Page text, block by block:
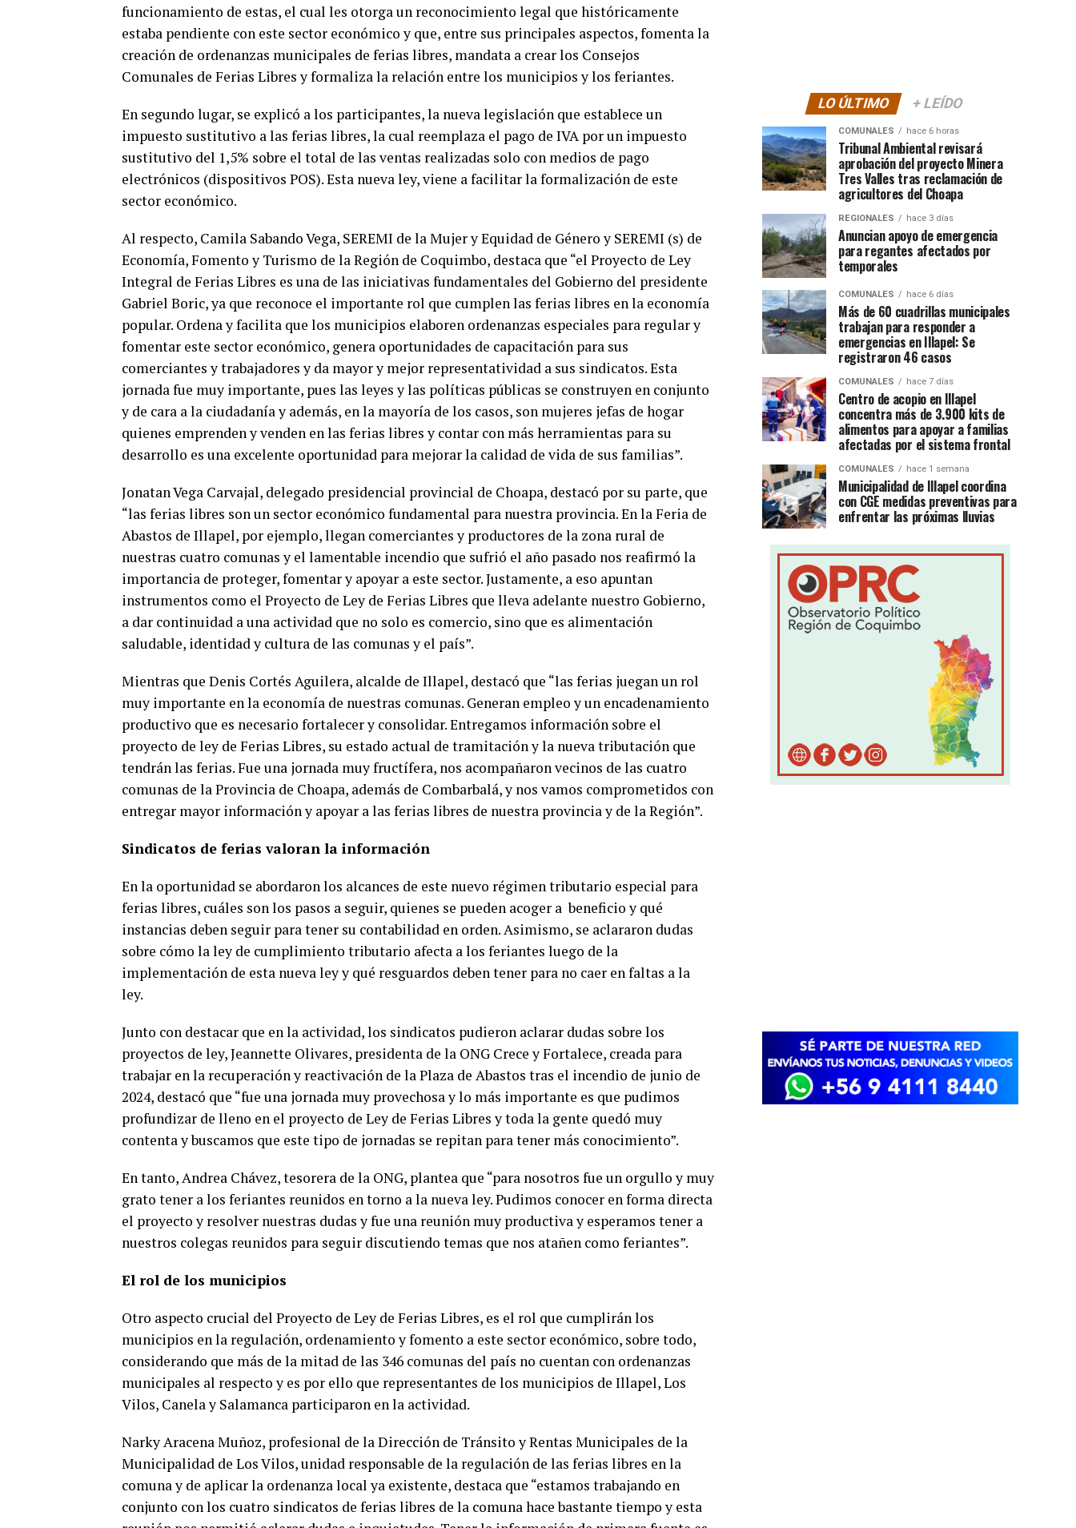
funcionamiento de estas, el cual les otorga un reconocimiento legal que históricamente
estaba pendiente con este sector económico y que, entre sus principales aspectos, fomenta la
creación de ordenanzas municipales de ferias libres, mandata a crear los Consejos
Comunales de Ferias Libres y formaliza la relación entre los municipios y los feriantes.
En segundo lugar, se explicó a los participantes, la nueva legislación que establece un
impuesto sustitutivo a las ferias libres, la cual reemplaza el pago de IVA por un impuesto
sustitutivo del 1,5% sobre el total de las ventas realizadas solo con medios de pago
electrónicos (dispositivos POS). Esta nueva ley, viene a facilitar la formalización de este
sector económico.
Al respecto, Camila Sabando Vega, SEREMI de la Mujer y Equidad de Género y SEREMI (s) de
Economía, Fomento y Turismo de la Región de Coquimbo, destaca que “el Proyecto de Ley
Integral de Ferias Libres es una de las iniciativas fundamentales del Gobierno del presidente
Gabriel Boric, ya que reconoce el importante rol que cumplen las ferias libres en la economía
popular. Ordena y facilita que los municipios elaboren ordenanzas especiales para regular y
fomentar este sector económico, genera oportunidades de capacitación para sus
comerciantes y trabajadores y da mayor y mejor representatividad a sus sindicatos. Esta
jornada fue muy importante, pues las leyes y las políticas públicas se construyen en conjunto
y de cara a la ciudadanía y además, en la mayoría de los casos, son mujeres jefas de hogar
quienes emprenden y venden en las ferias libres y contar con más herramientas para su
desarrollo es una excelente oportunidad para mejorar la calidad de vida de sus familias”.
Jonatan Vega Carvajal, delegado presidencial provincial de Choapa, destacó por su parte, que
“las ferias libres son un sector económico fundamental para nuestra provincia. En la Feria de
Abastos de Illapel, por ejemplo, llegan comerciantes y productores de la zona rural de
nuestras cuatro comunas y el lamentable incendio que sufrió el año pasado nos reafirmó la
importancia de proteger, fomentar y apoyar a este sector. Justamente, a eso apuntan
instrumentos como el Proyecto de Ley de Ferias Libres que lleva adelante nuestro Gobierno,
a dar continuidad a una actividad que no solo es comercio, sino que es alimentación
saludable, identidad y cultura de las comunas y el país”.
Mientras que Denis Cortés Aguilera, alcalde de Illapel, destacó que “las ferias juegan un rol
muy importante en la economía de nuestras comunas. Generan empleo y un encadenamiento
productivo que es necesario fortalecer y consolidar. Entregamos información sobre el
proyecto de ley de Ferias Libres, su estado actual de tramitación y la nueva tributación que
tendrán las ferias. Fue una jornada muy fructífera, nos acompañaron vecinos de las cuatro
comunas de la Provincia de Choapa, además de Combarbalá, y nos vamos comprometidos con
entregar mayor información y apoyar a las ferias libres de nuestra provincia y de la Región”.
Sindicatos de ferias valoran la información
En la oportunidad se abordaron los alcances de este nuevo régimen tributario especial para
ferias libres, cuáles son los pasos a seguir, quienes se pueden acoger a beneficio y qué
instancias deben seguir para tener su contabilidad en orden. Asimismo, se aclararon dudas
sobre cómo la ley de cumplimiento tributario afecta a los feriantes luego de la
implementación de esta nueva ley y qué resguardos deben tener para no caer en faltas a la
ley.
Junto con destacar que en la actividad, los sindicatos pudieron aclarar dudas sobre los
proyectos de ley, Jeannette Olivares, presidenta de la ONG Crece y Fortalece, creada para
trabajar en la recuperación y reactivación de la Plaza de Abastos tras el incendio de junio de
2024, destacó que “fue una jornada muy provechosa y lo más importante es que pudimos
profundizar de lleno en el proyecto de Ley de Ferias Libres y toda la gente quedó muy
contenta y buscamos que este tipo de jornadas se repitan para tener más conocimiento”.
En tanto, Andrea Chávez, tesorera de la ONG, plantea que “para nosotros fue un orgullo y muy
grato tener a los feriantes reunidos en torno a la nueva ley. Pudimos conocer en forma directa
el proyecto y resolver nuestras dudas y fue una reunión muy productiva y esperamos tener a
nuestros colegas reunidos para seguir discutiendo temas que nos atañen como feriantes”.
El rol de los municipios
Otro aspecto crucial del Proyecto de Ley de Ferias Libres, es el rol que cumplirán los
municipios en la regulación, ordenamiento y fomento a este sector económico, sobre todo,
considerando que más de la mitad de las 346 comunas del país no cuentan con ordenanzas
municipales al respecto y es por ello que representantes de los municipios de Illapel, Los
Vilos, Canela y Salamanca participaron en la actividad.
Narky Aracena Muñoz, profesional de la Dirección de Tránsito y Rentas Municipales de la
Municipalidad de Los Vilos, unidad responsable de la regulación de las ferias libres en la
comuna y de aplicar la ordenanza local ya existente, destaca que “estamos trabajando en
conjunto con los cuatro sindicatos de ferias libres de la comuna hace bastante tiempo y esta
LO ÚLTIMO + LEÍDO
COMUNALES hace 6 horas
Tribunal Ambiental revisará
aprobación del proyecto Minera
Tres Valles tras reclamación de
agricultores del Choapa
REGIONALES hace 3 días
Anuncian apoyo de emergencia
para regantes afectados por
temporales
COMUNALES hace 6 días
Más de 60 cuadrillas municipales
trabajan para responder a
emergencias en Illapel: Se
registraron 46 casos
COMUNALES hace 7 días
Centro de acopio en Illapel
concentra más de 3.900 kits de
alimentos para apoyar a familias
afectadas por el sistema frontal
COMUNALES hace 1 semana
Municipalidad de Illapel coordina
con CGE medidas preventivas para
enfrentar las próximas lluvias